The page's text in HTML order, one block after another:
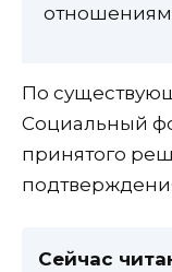
отношениям
По
Социальный
принятого
Сейчас